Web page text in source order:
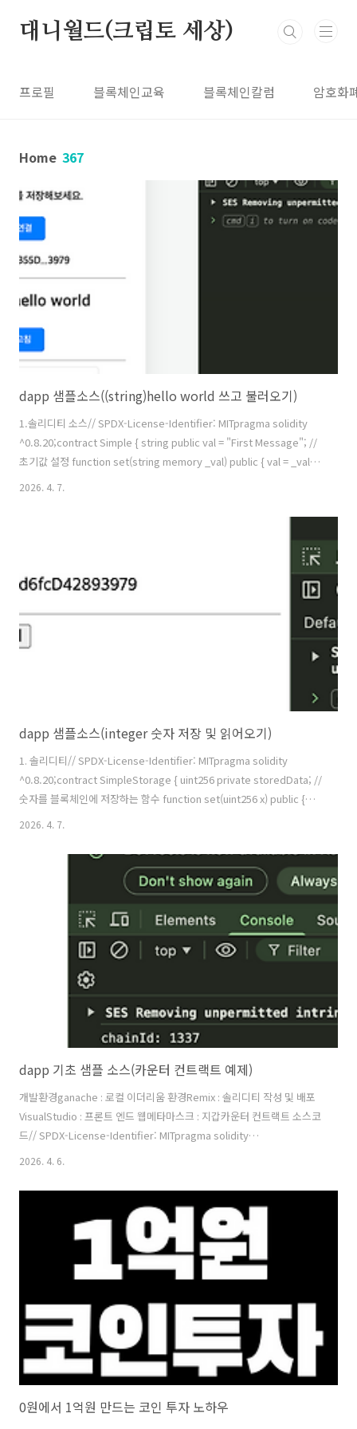
대니월드(크립토 세상)
프로필 블록체인교육 블록체인칼럼 암호화
Home 367
dapp 샘플소스((string)hello world 쓰고 불러오기)
1.솔리디티 소스// SPDX-License-Identifier: MITpragma solidity
^0.8.20;contract Simple { string public val = "First Message"; //
초기값 설정 function set(string memory _val) public { val = _val; }
function get() public view returns (string memory) { return val;
2026. 4. 7.
dapp 샘플소스(integer 숫자 저장 및 읽어오기)
1. 솔리디티// SPDX-License-Identifier: MITpragma solidity
^0.8.20;contract SimpleStorage { uint256 private storedData; //
숫자를 블록체인에 저장하는 함수 function set(uint256 x) public {
storedData = x; } // 저장된 숫자를 읽어오는 함수 function get()
Simple Storage dApp 지갑 연결 블록체인에 저장 값 불러오기 현재
2026. 4. 7.
dapp 기초 샘플 소스(카운터 컨트랙트 예제)
개발환경ganache : 로컬 이더리움 환경Remix : 솔리디티 작성 및 배포
VisualStudio : 프론트 엔드 웹메타마스크 : 지갑카운터 컨트랙트 소스코
드// SPDX-License-Identifier: MITpragma solidity
^0.8.20;contract Counter { uint256 public count; function
view returns (uint256) { return count; }} 3. 카운터 DApp 웹 소스 코
드Counter DAppCount: -지갑 연결조회+1 증가 4. 결과화면- Remix -
2026. 4. 6.
0원에서 1억원 만드는 코인 투자 노하우